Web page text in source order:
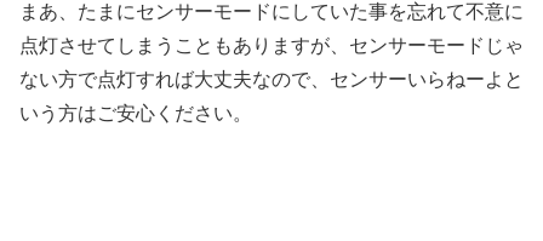
まあ、たまにセンサーモードにしていた事を忘れて不意に
点灯させてしまうこともありますが、センサーモードじゃ
ない方で点灯すれば大丈夫なので、センサーいらねーよと
いう方はご安心ください。